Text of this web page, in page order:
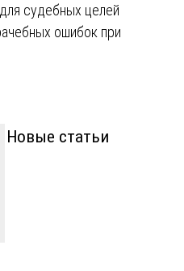
судебных целей
ошибок при
Новые статьи